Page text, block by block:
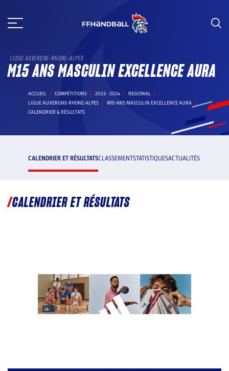
au
LIGUE AUVERGNE-RHONE-ALPES
M15 ANS MASCULIN EXCELLENCE AURA
ACCUEIL COMPÉTITIONS 2023 - 2024
REGIONAL
LIGUE AUVERGNE-RHONE-ALPES
M15 ANS MASCULIN EXCELLENCE AURA
CALENDRIER & RÉSULTATS
CALENDRIER ET RÉSULTATSCLASSEMENTSTATISTIQUESACTUALITÉS
CALENDRIER ET RÉSULTATS